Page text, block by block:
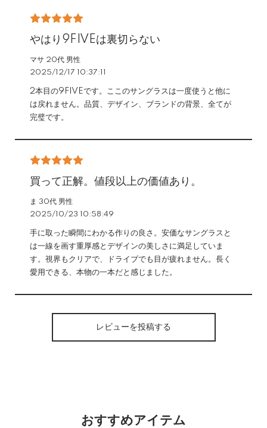
やはり9FIVEは裏切らない
マサ 20代 男性
2025/12/17 10:37:11
2本目の9FIVEです。ここのサングラスは一度使うと他に
は戻れません。品質、デザイン、ブランドの背景、全てが
完璧です。
買って正解。値段以上の価値あり。
ま 30代 男性
2025/10/23 10:58:49
手に取った瞬間にわかる作りの良さ。安価なサングラスと
は一線を画す重厚感とデザインの美しさに満足していま
す。視界もクリアで、ドライブでも目が疲れません。長く
愛用できる、本物の一本だと感じました。
レビューを投稿する
おすすめアイテム